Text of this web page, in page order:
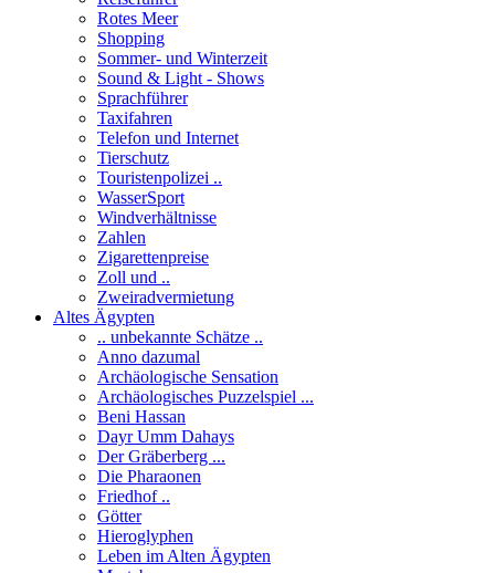
Rotes Meer
Shopping
Sommer- und Winterzeit
Sound & Light - Shows
Sprachführer
Taxifahren
Telefon und Internet
Tierschutz
Touristenpolizei ..
WasserSport
Windverhältnisse
Zahlen
Zigarettenpreise
Zoll und ..
Zweiradvermietung
Altes Ägypten
.. unbekannte Schätze ..
Anno dazumal
Archäologische Sensation
Archäologisches Puzzelspiel ...
Beni Hassan
Dayr Umm Dahays
Der Gräberberg ...
Die Pharaonen
Friedhof ..
Götter
Hieroglyphen
Leben im Alten Ägypten